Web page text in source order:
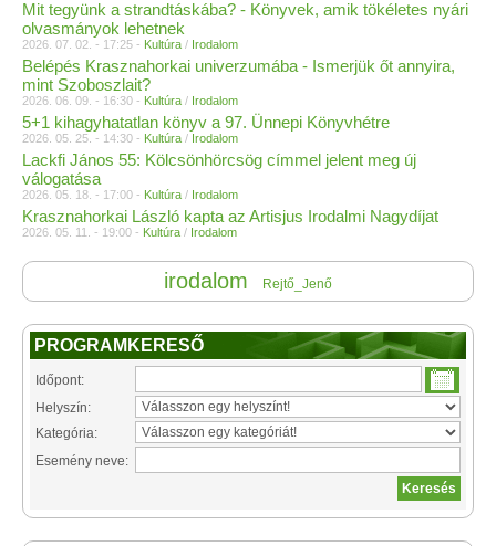
Mit tegyünk a strandtáskába? - Könyvek, amik tökéletes nyári
olvasmányok lehetnek
2026. 07. 02. - 17:25 - Kultúra / Irodalom
Belépés Krasznahorkai univerzumába - Ismerjük őt annyira,
mint Szoboszlait?
2026. 06. 09. - 16:30 - Kultúra / Irodalom
5+1 kihagyhatatlan könyv a 97. Ünnepi Könyvhétre
2026. 05. 25. - 14:30 - Kultúra / Irodalom
Lackfi János 55: Kölcsönhörcsög címmel jelent meg új
válogatása
2026. 05. 18. - 17:00 - Kultúra / Irodalom
Krasznahorkai László kapta az Artisjus Irodalmi Nagydíjat
2026. 05. 11. - 19:00 - Kultúra / Irodalom
irodalom Rejtő_Jenő
PROGRAMKERESŐ
Időpont:
Helyszín:
Kategória:
Esemény neve: